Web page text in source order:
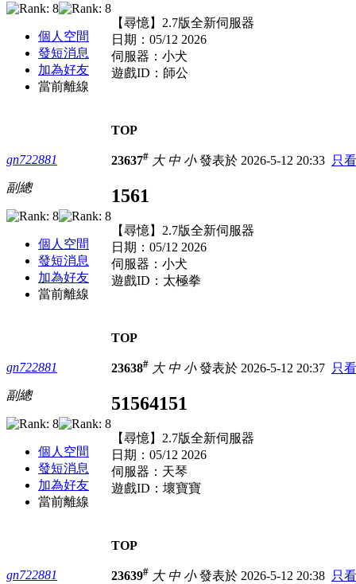
個人空間
發短消息
加為好友
當前離線
【尋憶】2.7版全新伺服器
日期：05/12 2026
伺服器：小犬
遊戲ID：師公
TOP
gn722881
副總
個人空間
發短消息
加為好友
當前離線
23637# 大 中 小發表於 2026-5-12 20:33 只
1561
【尋憶】2.7版全新伺服器
日期：05/12 2026
伺服器：小犬
遊戲ID：太極拳
TOP
gn722881
副總
個人空間
發短消息
加為好友
當前離線
23638# 大 中 小發表於 2026-5-12 20:37 只
51564151
【尋憶】2.7版全新伺服器
日期：05/12 2026
伺服器：天琴
遊戲ID：壞寶寶
TOP
gn722881 23639# 大 中 小發表於 2026-5-12 20:38 只